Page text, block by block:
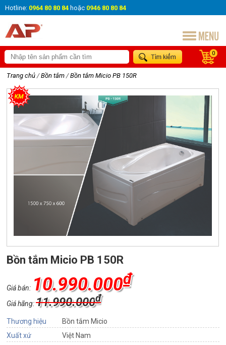
Hotline: 0964 80 80 84 hoặc 0946 80 80 84
0
Trang chủ / Bồn tắm / Bồn tắm Micio PB 150R
Bồn tắm Micio PB 150R
Giá bán: 10.990.000₫
Giá hãng:11.990.000₫
Thương hiệu
Bồn tắm Micio
Xuất xứ
Việt Nam